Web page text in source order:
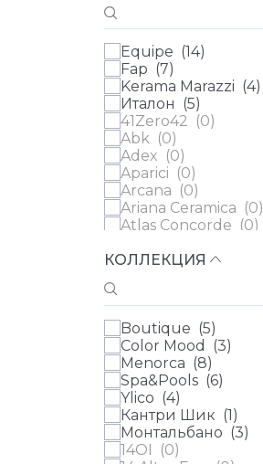
Equipe (14)
Fap (7)
Kerama Marazzi (4)
Италон (5)
41Zero42 (0)
Abk (0)
Adex (0)
Aparici (0)
Arcana (0)
Ariana Ceramica (0)
Atlas Concorde (0)
(0)
Cedit (0)
Century (0
Ceramica Ribesalbes
(0)
Ceramica Vilar Albaro
(0)
Cerdomus (0)
Cifre (0)
КОЛЛЕКЦИЯ
Boutique (5)
Color Mood (3)
Menorca (8)
Spa&Pools (6)
Ylico (4)
Кантри Шик (1)
Монтальбано (3)
14OI (0)